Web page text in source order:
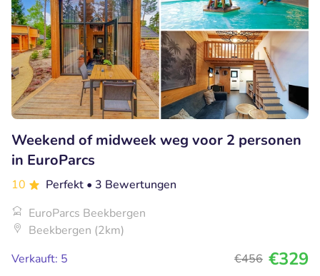
Weekend of midweek weg voor 2 personen
in EuroParcs
10 Perfekt • 3 Bewertungen
EuroParcs Beekbergen
Beekbergen (2km)
Verkauft: 5
€456 €329